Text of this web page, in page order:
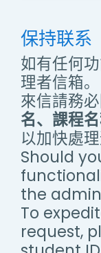
保持联系
如有任何
理者信箱。
來信請務
名、課程
以加快處理
Should
the
To
request,